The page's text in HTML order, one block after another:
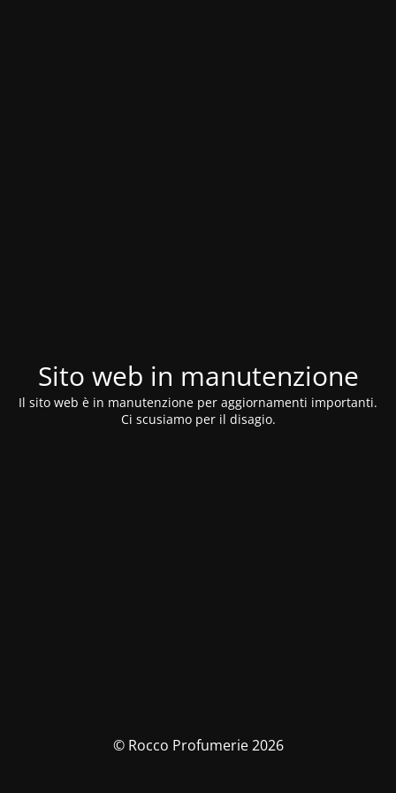
Sito web in manutenzione
Il sito web è in manutenzione per aggiornamenti importanti.
Ci scusiamo per il disagio.
© Rocco Profumerie 2026